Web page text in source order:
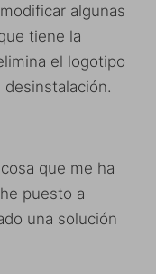
algunas
tiene la
el logotipo
que me ha
puesto a
una solución